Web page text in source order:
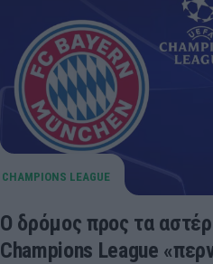
Ο δρόμος προς τα
Champions League